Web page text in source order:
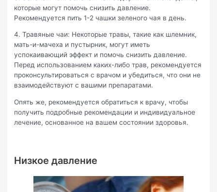
которые могут помочь снизить давление.
Рекомендуется пить 1-2 чашки зеленого чая в день.
4. Травяные чаи: Некоторые травы, такие как шлемник,
мать-и-мачеха и пустырник, могут иметь
успокаивающий эффект и помочь снизить давление.
Перед использованием каких-либо трав, рекомендуется
проконсультироваться с врачом и убедиться, что они не
взаимодействуют с вашими препаратами.
Опять же, рекомендуется обратиться к врачу, чтобы
получить подробные рекомендации и индивидуальное
лечение, основанное на вашем состоянии здоровья.
Низкое давление